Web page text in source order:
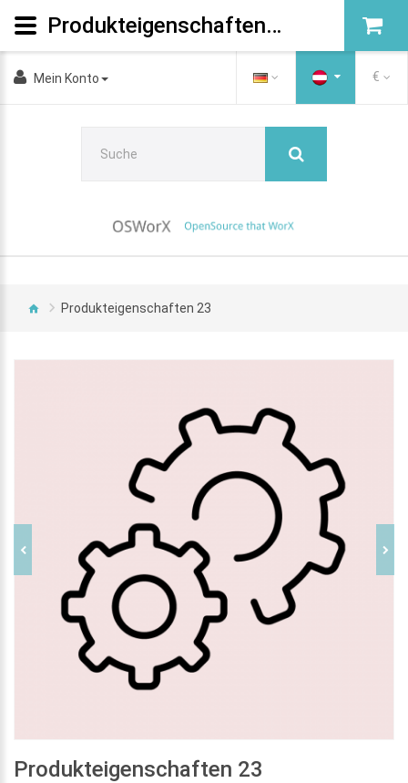
Mein Konto €
Produkteigenschaften 23
Produkteigenschaften 23
Produkteigenschaften 23